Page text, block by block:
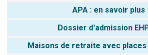
APA : en savoir plus
Dossier d'admission
Maisons de retraite avec